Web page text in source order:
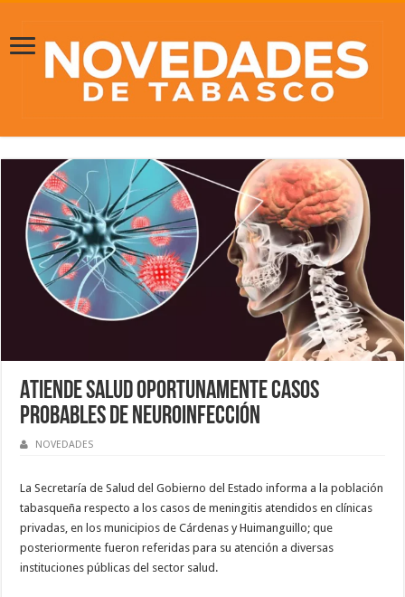
Atiende Salud oportunamente casos
probables de neuroinfección
NOVEDADES
La Secretaría de Salud del Gobierno del Estado informa a la población
tabasqueña respecto a los casos de meningitis atendidos en clínicas
privadas, en los municipios de Cárdenas y Huimanguillo; que
posteriormente fueron referidas para su atención a diversas
instituciones públicas del sector salud.